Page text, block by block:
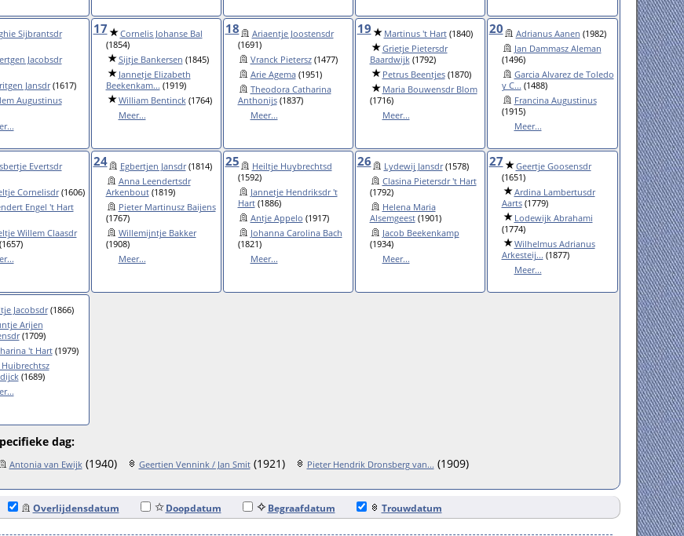
Sijbrantsdr
Jacobsdr
Jansdr(1617)
Augustinus
17
Cornelis Johanse Bal
(1854)
Sijtje Bankersen (1845)
Jannetje Elizabeth
Beekenkam... (1919)
William Bentinck(1764)
Meer...
18
Ariaentje Joostensdr
(1691)
Vranck Pietersz(1477)
Arie Agema(1951)
Theodora Catharina
Anthonijs(1837)
Meer...
19 Martinus 't Hart(1840)
Grietje Pietersdr
Baardwijk(1792)
Petrus Beentjes(1870)
Maria Bouwensdr Blom
(1716)
Meer...
20 Adrianus Aanen (1982)
Jan Dammasz Aleman
(1496)
Garcia Alvarez de Toledo
y C... (1488)
Francina Augustinus
(1915)
Meer...
Evertsdr
Cornelisdr(1606)
Engel 't Hart
Willem Claasdr
(1657)
24 Egbertjen Jansdr(1814)
Anna Leendertsdr
Arkenbout(1819)
Pieter Martinusz Baijens
(1767)
Willemijntje Bakker
(1908)
Meer...
25
Heiltje Huybrechtsd
(1592)
Jannetje Hendriksdr 't
Hart(1886)
Antje Appelo (1917)
Johanna Carolina Bach
(1821)
Meer...
26 Lydewij Jansdr(1578)
Clasina Pietersdr 't Hart
(1792)
Helena Maria
Alsemgeest(1901)
Jacob Beekenkamp
(1934)
Meer...
27
Geertje Goosensdr
(1651)
Ardina Lambertusdr
Aarts(1779)
Lodewijk Abrahami
(1774)
Wilhelmus Adrianus
Arkesteij... (1877)
Meer...
Jacobsdr(1866)
Arijen
(1709)
't Hart(1979)
Huibrechtsz
(1689)
dag:
Antonia van Ewijk (1940) Geertien Vennink / Jan Smit(1921) Pieter Hendrik Dronsberg van... (1909)
Overlijdensdatum Doopdatum Begraafdatum Trouwdatum